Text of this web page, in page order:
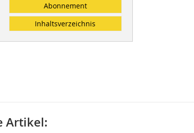
Abonnement
Inhaltsverzeichnis
Artikel: